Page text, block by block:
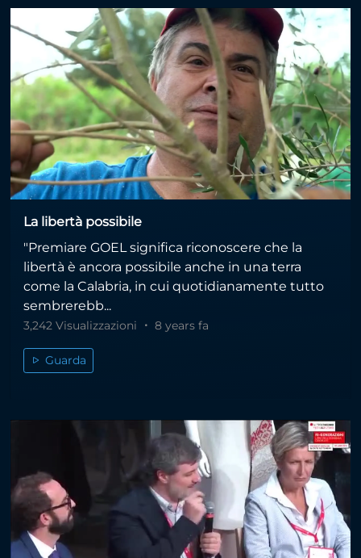
La libertà possibile
"Premiare GOEL significa riconoscere che la
libertà è ancora possibile anche in una terra
come la Calabria, in cui quotidianamente tutto
sembrerebb...
3,242 Visualizzazioni 8 years fa
Guarda